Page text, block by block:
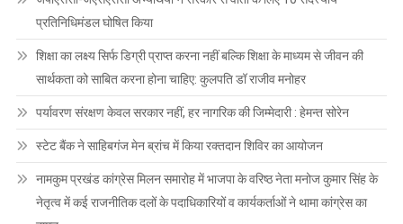
प्रतिनिधिमंडल घोषित किया
शिक्षा का लक्ष्य सिर्फ डिग्री प्राप्त करना नहीं बल्कि शिक्षा के माध्यम से जीवन की
सार्थकता को साबित करना होना चाहिए: कुलपति डॉ राजीव मनोहर
पर्यावरण संरक्षण केवल सरकार नहीं, हर नागरिक की जिम्मेदारी : हेमन्त सोरेन
स्टेट बैंक ने साहिबगंज मेन ब्रांच में किया रक्तदान शिविर का आयोजन
नामकुम प्रखंड कांग्रेस मिलन समारोह में भाजपा के वरिष्ठ नेता मनोज कुमार सिंह के
नेतृत्व में कई राजनीतिक दलों के पदाधिकारियों व कार्यकर्ताओं ने थामा कांग्रेस का